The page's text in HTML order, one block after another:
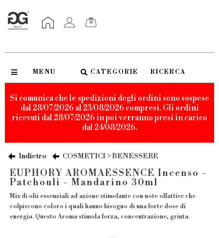
0
MENU CATEGORIE RICERCA
Si comunica che le spedizioni degli ordini sono sospese
dal 28/07/2026 al 23/08/2026 compresi. Gli ordini
ricevuti dal 28/07/2026 in poi verranno presi in carico
dal 24/08/2026.
Indietro COSMETICI > BENESSERE
EUPHORY AROMAESSENCE Incenso -
Patchouli - Mandarino 30ml
Mix di olii essenziali ad azione stimolante con note olfattive che
colpiscono coloro i quali hanno bisogno di una forte dose di
energia. Questo Aroma stimola forza, concentrazione, grinta.